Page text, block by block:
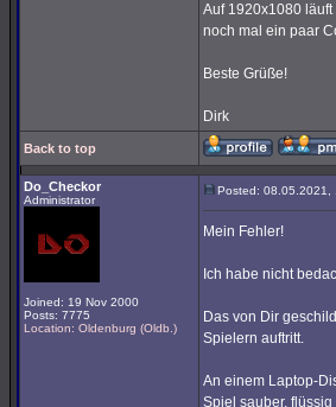
Auf 1920x1080
noch mal ein paar
Beste Grüße!
Dirk
Back to top
Do_Checkor
Administrator
Joined: 19 Nov 2000
Posts: 7775
Location: Oldenburg (Oldb.)
Posted: 08.05.2021,
Mein Fehler!
Ich habe nicht
Das von Dir
Spielern auftritt.
An einem Laptop-
Spiel sauber,